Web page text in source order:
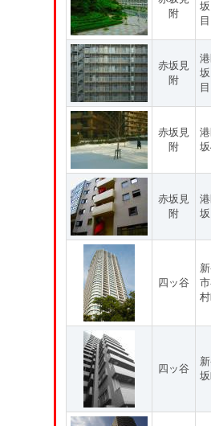
附
目
赤坂見
附
目
赤坂見
附
赤坂見
附
四ッ谷
四ッ谷